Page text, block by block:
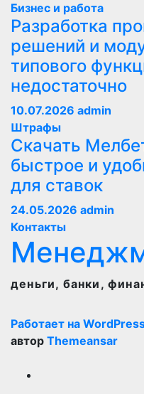
Бизнес и работа
Разработка
решений и
типового
недостаточно
10.07.2026 admin
Штрафы
Скачать
быстрое и
для ставок
24.05.2026 admin
Контакты
деньги, банки,
Работает на
автор Themeansar